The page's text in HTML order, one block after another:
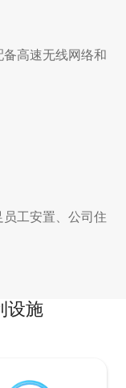
高速无线网络和
工安置、公司住
设施